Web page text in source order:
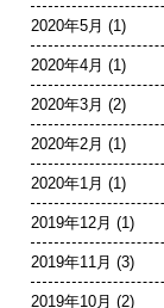
2020年5月 (1)
2020年4月 (1)
2020年3月 (2)
2020年2月 (1)
2020年1月 (1)
2019年12月 (1)
2019年11月 (3)
2019年10月 (2)